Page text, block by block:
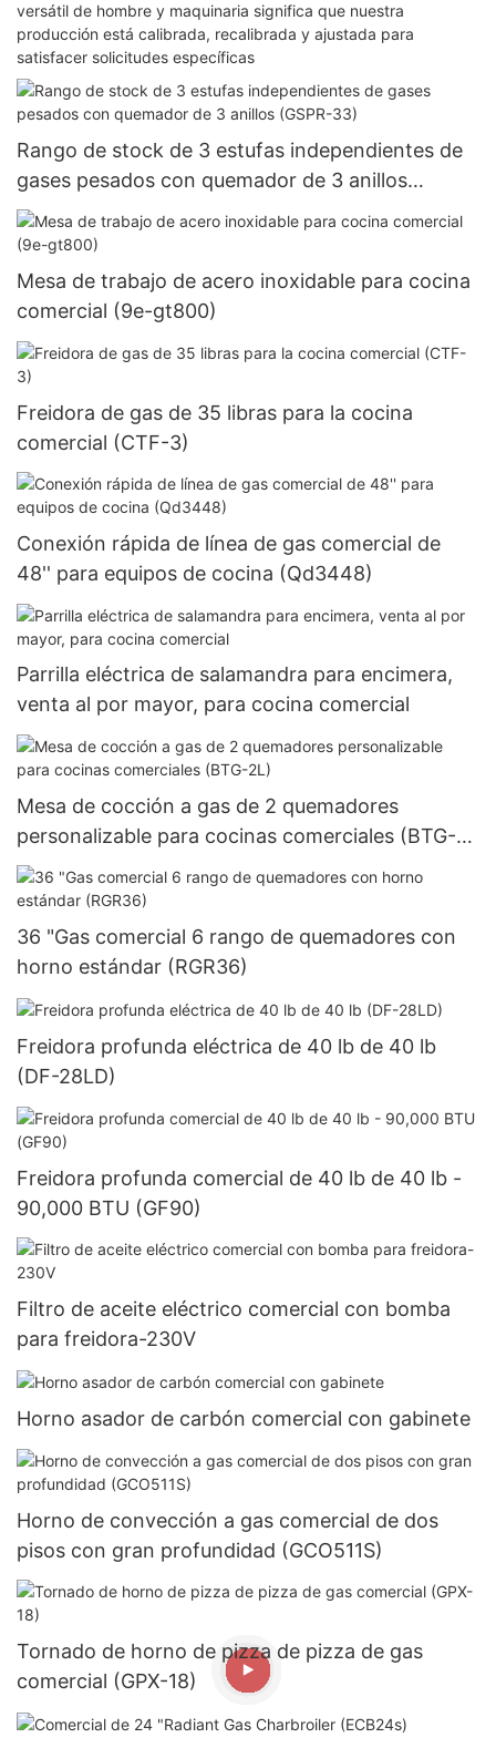
versátil de hombre y maquinaria significa que nuestra
producción está calibrada, recalibrada y ajustada para
satisfacer solicitudes específicas
Rango de stock de 3 estufas independientes de
gases pesados ​​con quemador de 3 anillos
(GSPR-33)
Mesa de trabajo de acero inoxidable para cocina
comercial (9e-gt800)
Freidora de gas de 35 libras para la cocina
comercial (CTF-3)
Conexión rápida de línea de gas comercial de
48'' para equipos de cocina (Qd3448)
Parrilla eléctrica de salamandra para encimera,
venta al por mayor, para cocina comercial
Mesa de cocción a gas de 2 quemadores
personalizable para cocinas comerciales (BTG-
2L)
36 "Gas comercial 6 rango de quemadores con
horno estándar (RGR36)
Freidora profunda eléctrica de 40 lb de 40 lb
(DF-28LD)
Freidora profunda comercial de 40 lb de 40 lb -
90,000 BTU (GF90)
Filtro de aceite eléctrico comercial con bomba
para freidora-230V
Horno asador de carbón comercial con gabinete
Horno de convección a gas comercial de dos
pisos con gran profundidad (GCO511S)
Tornado de horno de pizza de pizza de gas
comercial (GPX-18)